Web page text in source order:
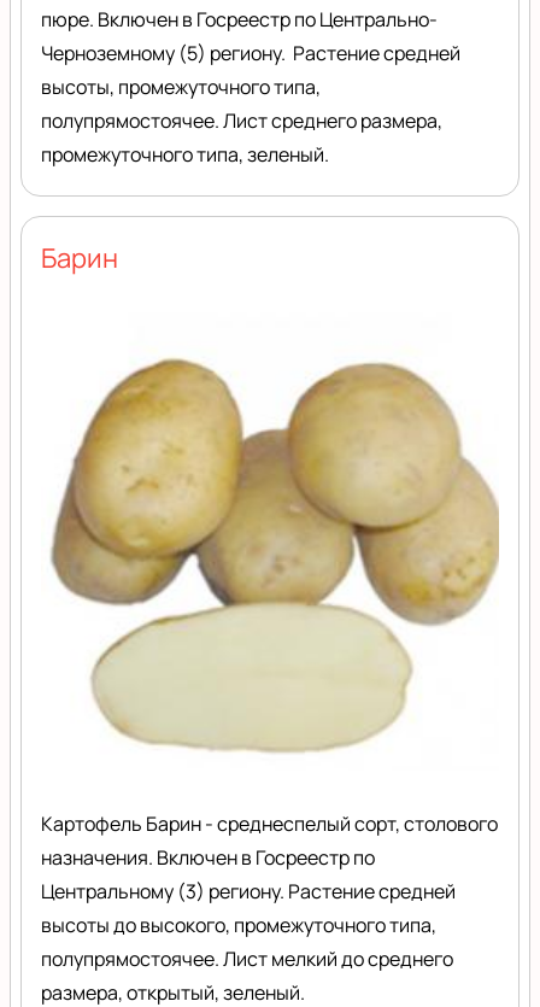
пюре. Включен в Госреестр по Центрально-
Черноземному (5) региону. Растение средней
высоты, промежуточного типа,
полупрямостоячее. Лист среднего размера,
промежуточного типа, зеленый.
Барин
Картофель Барин - среднеспелый сорт, столового
назначения. Включен в Госреестр по
Центральному (3) региону. Растение средней
высоты до высокого, промежуточного типа,
полупрямостоячее. Лист мелкий до среднего
размера, открытый, зеленый.